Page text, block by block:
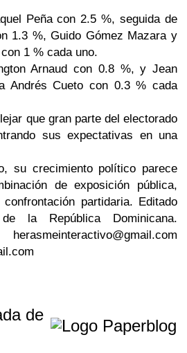
Peña con 2.5 %, seguida de
1.3 %, Guido Gómez Mazara y
1 % cada uno.
Arnaud con 0.8 %, y Jean
Andrés Cueto con 0.3 % cada
que gran parte del electorado
sus expectativas en una
su crecimiento político parece
de exposición pública,
partidaria. Editado
la República Dominicana.
herasmeinteractivo@gmail.com
de